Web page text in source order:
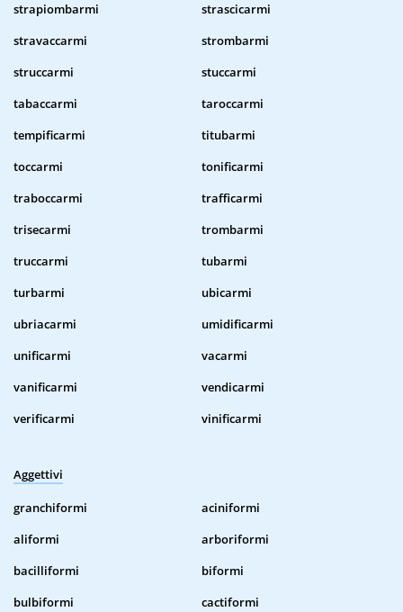
strapiombarmi
strascicarmi
stravaccarmi
strombarmi
struccarmi
stuccarmi
tabaccarmi
taroccarmi
tempificarmi
titubarmi
toccarmi
tonificarmi
traboccarmi
trafficarmi
trisecarmi
trombarmi
truccarmi
tubarmi
turbarmi
ubicarmi
ubriacarmi
umidificarmi
unificarmi
vacarmi
vanificarmi
vendicarmi
verificarmi
vinificarmi
Aggettivi
granchiformi
aciniformi
aliformi
arboriformi
bacilliformi
biformi
bulbiformi
cactiformi